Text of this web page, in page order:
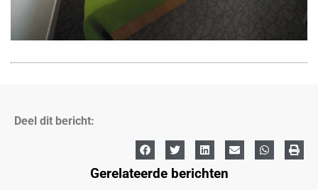
Deel dit bericht:
Gerelateerde berichten